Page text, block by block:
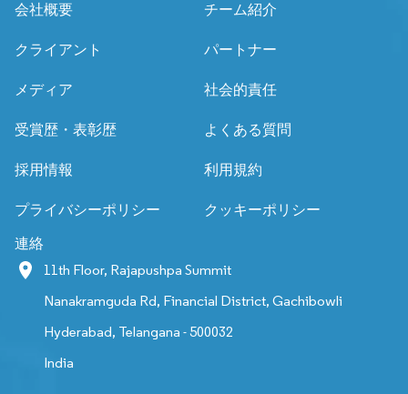
会社概要
チーム紹介
クライアント パートナー
メディア 社会的責任
受賞歴・表彰歴 よくある質問
採用情報 利用規約
プライバシーポリシー クッキーポリシー
連絡
11th Floor, Rajapushpa Summit
Nanakramguda Rd, Financial District, Gachibowli
Hyderabad, Telangana - 500032
India